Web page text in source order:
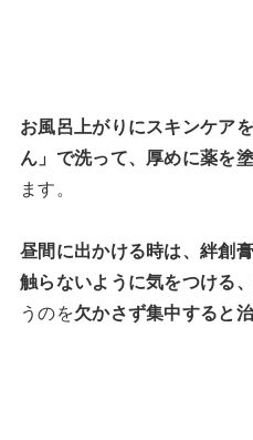
お風呂上がりにスキンケア
ん」で洗って、厚めに薬を
ます。
昼間に出かける時は、絆創
触らないように気をつける
うのを欠かさず集中すると